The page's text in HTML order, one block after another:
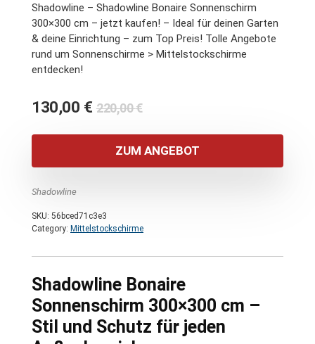
Shadowline – Shadowline Bonaire Sonnenschirm
300×300 cm – jetzt kaufen! – Ideal für deinen Garten
& deine Einrichtung – zum Top Preis! Tolle Angebote
rund um Sonnenschirme > Mittelstockschirme
entdecken!
220,00€Ursprünglicher
war:
220,00 €
130,00 €
Aktueller
ist:
130,00 €.
ZUM ANGEBOT
Shadowline
SKU: 56bced71c3e3
Category: Mittelstockschirme
Shadowline Bonaire
Sonnenschirm 300×300 cm –
Stil und Schutz für jeden